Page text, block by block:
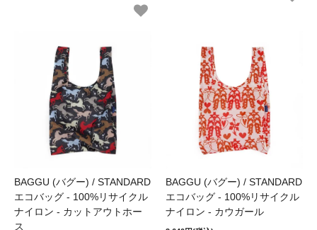
BAGGU (バグー) / STANDARD
エコバッグ - 100%リサイクル
ナイロン - カットアウトホー
ス
BAGGU (バグー) / STANDARD
エコバッグ - 100%リサイクル
ナイロン - カウガール